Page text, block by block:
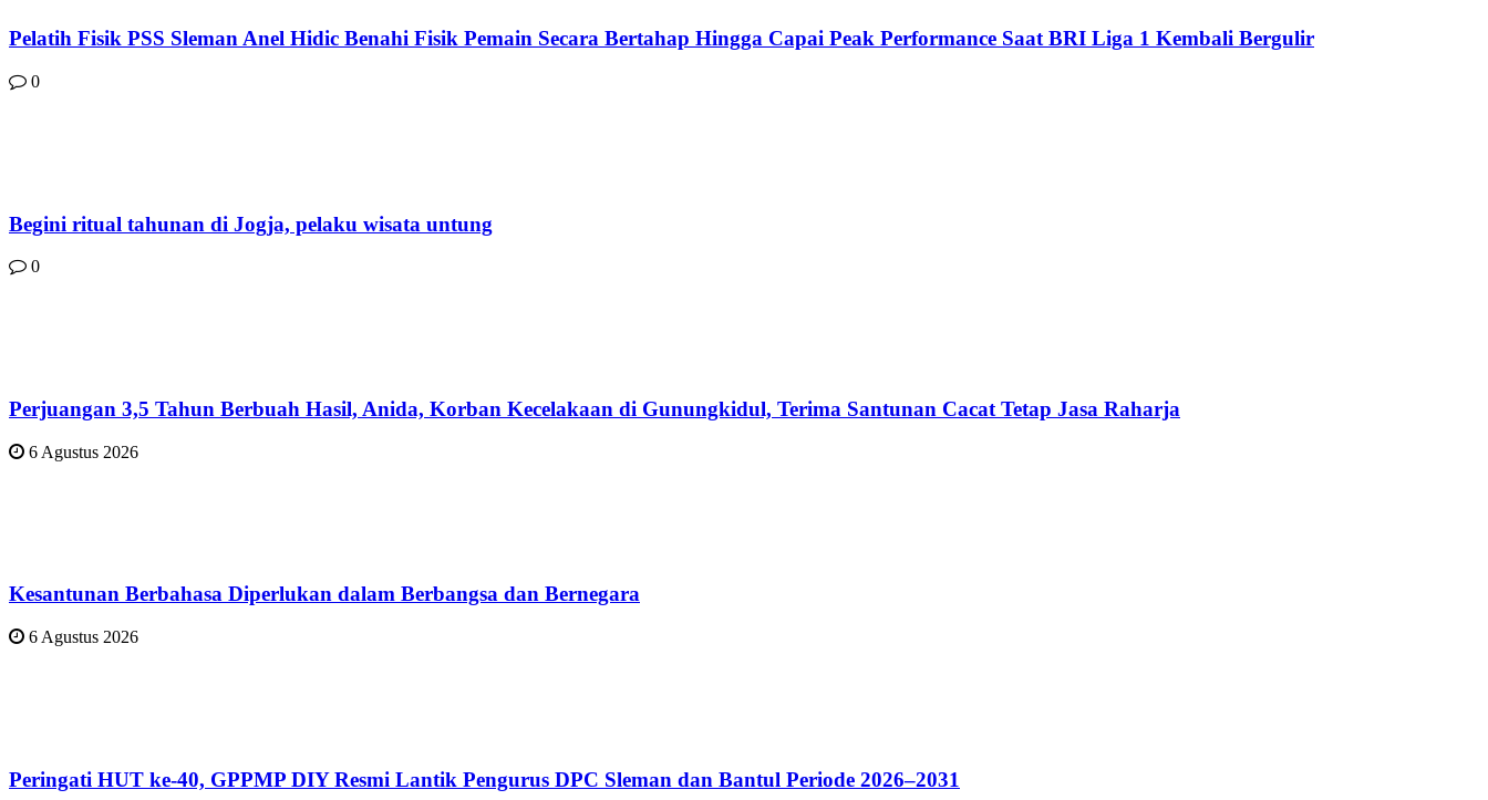
Pelatih Fisik PSS Sleman Anel Hidic Benahi Fisik Pemain Secara Bertahap Hingga Capai Peak Performance Saat BRI Liga 1 Kembali Bergulir
0
Begini ritual tahunan di Jogja, pelaku wisata untung
0
Perjuangan 3,5 Tahun Berbuah Hasil, Anida, Korban Kecelakaan di Gunungkidul, Terima Santunan Cacat Tetap Jasa Raharja
6 Agustus 2026
Kesantunan Berbahasa Diperlukan dalam Berbangsa dan Bernegara
6 Agustus 2026
Peringati HUT ke-40, GPPMP DIY Resmi Lantik Pengurus DPC Sleman dan Bantul Periode 2026–2031